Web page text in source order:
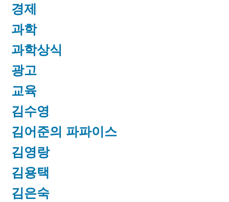
경제
과학
과학상식
광고
교육
김수영
김어준의 파파이스
김영랑
김용택
김은숙